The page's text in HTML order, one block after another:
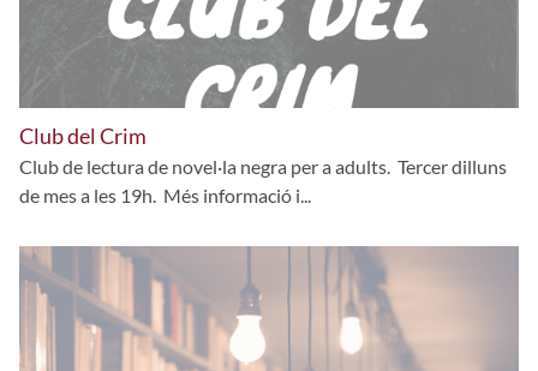
Club del Crim
Club de lectura de novel·la negra per a adults. Tercer dilluns
de mes a les 19h. Més informació i...